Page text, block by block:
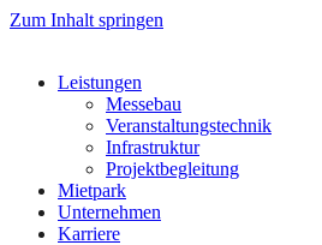
Zum Inhalt springen
Leistungen
Messebau
Veranstaltungstechnik
Infrastruktur
Projektbegleitung
Mietpark
Unternehmen
Karriere